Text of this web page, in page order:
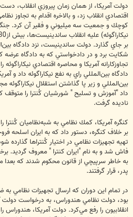
دولت آمريكا، از همان زمان پيروزي انقلاب،
اقتصادي انقلاب زد، و بالاخره اقدام به تجاوز
كوچك و جمعيت سه ميليوني و فقير آن كرد. جنگ
بر جاي گذارد. دولت ساندينيست، نزد دادگاه
شكايت برد و در دادخواستي كه به دادگاه
دادگاه بين‌المللي راي به نفع نيكاراگوئه داد و
بين‌المللي و زير پا گذاشتن استقلال
داد "آموزش و تسليح " شورشيان كُنترا را متوقف
ناديده گرفت.
كنگره آمريكا، كمك نظامي به شبه‌نظاميان كُنترا
بر خلاف كنگره، دستور داد كه به ايران اسلحه
فاش شد و به نام "ايران كنترا " معروف گرديد.
به خاطر سرپيچي از قانون ‌محكوم شدند كه
پدر، قرار گرفتند.
در تمام اين دوران كه ارسال تجهيزات نظامي به
بود، دولت نظامي هندوراس، به درخواست دولت
انقلابيون را رفع مي‌كرد. دولت آمريكا، هندوراس